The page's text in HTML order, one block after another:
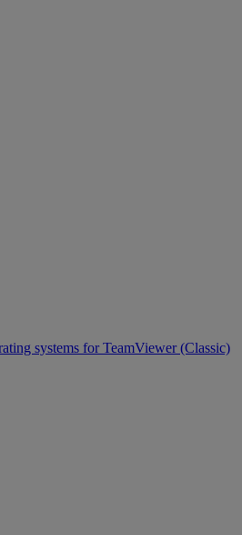
systems for TeamViewer (Classic)